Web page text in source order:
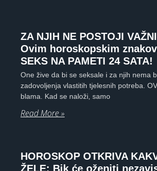
ZA NJIH NE POSTOJI
Ovim horoskopskim
SEKS NA PAMETI 24 SATA!
One žive da bi se seksale i za njih nema
zadovoljenja vlastitih tjelesnih potreba.
blama. Kad se naloži, samo
Read More »
HOROSKOP OTKRIVA
ŽELE: Bik će oženiti